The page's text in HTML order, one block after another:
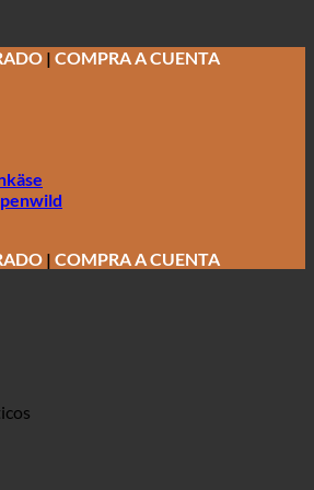
| COMPRA A CUENTA
| COMPRA A CUENTA